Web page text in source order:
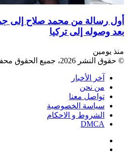
أول رسالة من محمد صلاح إلى
بعد وصوله إلى تركيا
منذ يومين
© حقوق النشر 2026، جميع الحقوق محفوظة |
آخر الأخبار
من نحن
تواصل معنا
سياسة الخصوصية
الشروط و الاحكام
DMCA